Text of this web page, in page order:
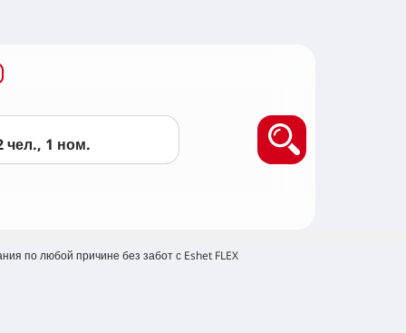
Найти
по любой причине без забот с Eshet FLEX